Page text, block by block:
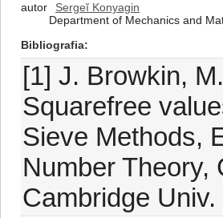
autor
Sergeĭ Konyagin
Department of Mechanics and
Bibliografia
[1] J. Browkin,
Squarefree
Sieve Methods,
Number Theory,
Cambridge